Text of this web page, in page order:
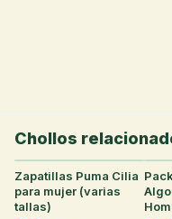
Chollos
31°
Zapatillas Puma Cilia
para mujer (varias
tallas)